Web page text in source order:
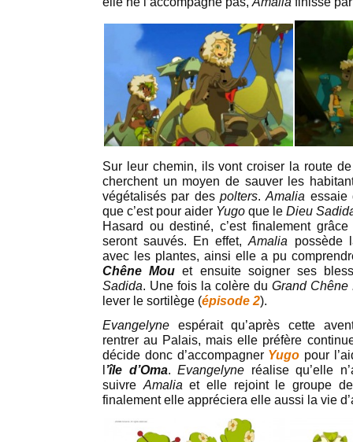
Sur leur chemin, ils vont croiser la route
cherchent un moyen de sauver les
végétalisés par des polters.Amalia essaie
que c’est pour aider Yugo que le Dieu
Hasard ou destiné, c’est finalement
seront sauvés. En effet,Amalia possède
avec les plantes, ainsi elle a pu
Chêne Mou et ensuite soigner ses
Sadida. Une fois la colère du Grand Chêne
lever le sortilège (épisode 2).
Evangelyne espérait qu’après cette
rentrer au Palais, mais elle préfère
décide donc d’accompagner Yugo pour
’île d’Oma.Evangelyne réalise qu’elle
suivre Amaliaet elle rejoint le groupe
finalement elle appréciera elle aussi la vie